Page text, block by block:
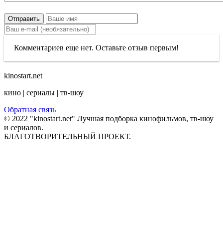
Отправить
Комментариев еще нет. Оставьте отзыв первым!
kinostart.net
кино | сериалы | тв-шоу
Обратная связь
© 2022 "kinostart.net" Лучшая подборка кинофильмов, тв-шоу
и сериалов.
БЛАГОТВОРИТЕЛЬНЫЙ ПРОЕКТ.